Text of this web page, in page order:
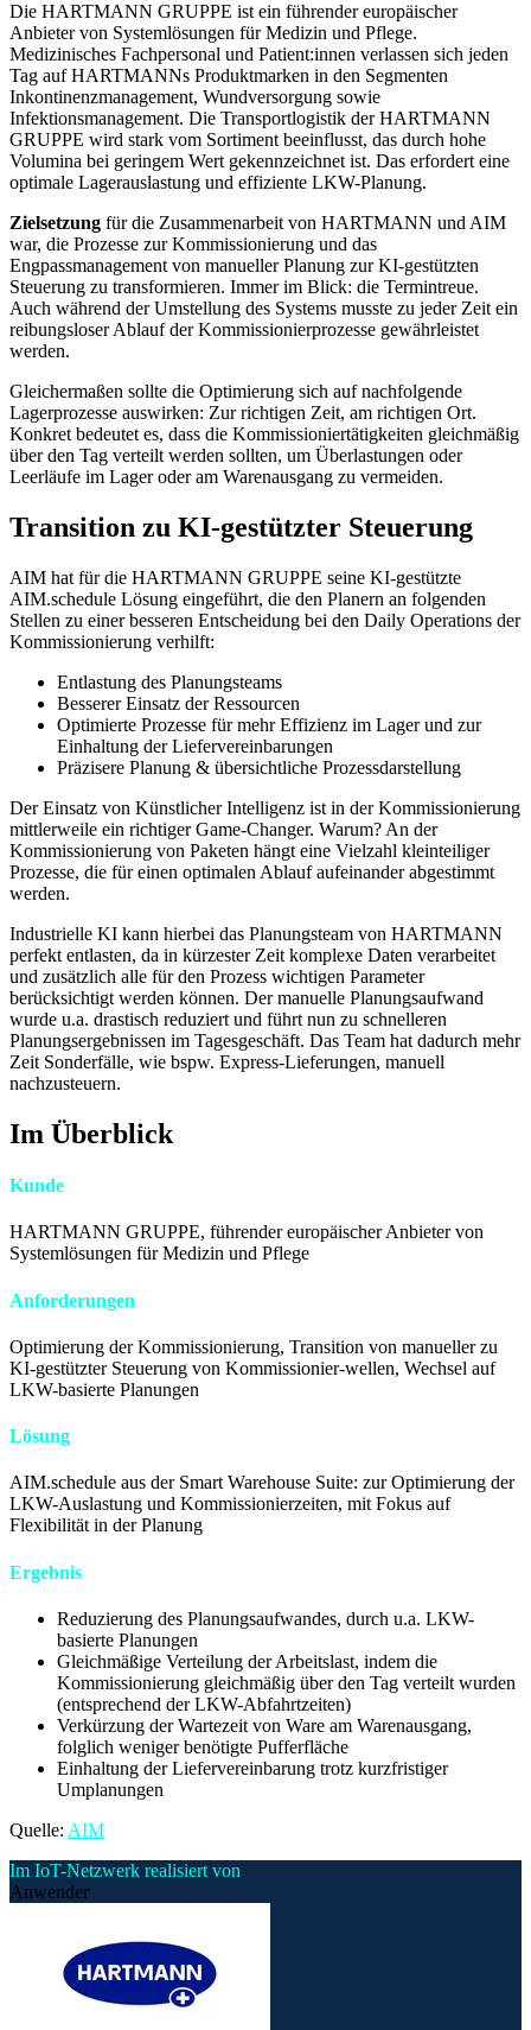
Die HARTMANN GRUPPE ist ein führender europäischer
Anbieter von Systemlösungen für Medizin und Pflege.
Medizinisches Fachpersonal und Patient:innen verlassen sich jeden
Tag auf HARTMANNs Produktmarken in den Segmenten
Inkontinenzmanagement, Wundversorgung sowie
Infektionsmanagement. Die Transportlogistik der HARTMANN
GRUPPE wird stark vom Sortiment beeinflusst, das durch hohe
Volumina bei geringem Wert gekennzeichnet ist. Das erfordert eine
optimale Lagerauslastung und effiziente LKW-Planung.
Zielsetzung für die Zusammenarbeit von HARTMANN und AIM
war, die Prozesse zur Kommissionierung und das
Engpassmanagement von manueller Planung zur KI-gestützten
Steuerung zu transformieren. Immer im Blick: die Termintreue.
Auch während der Umstellung des Systems musste zu jeder Zeit ein
reibungsloser Ablauf der Kommissionierprozesse gewährleistet
werden.
Gleichermaßen sollte die Optimierung sich auf nachfolgende
Lagerprozesse auswirken: Zur richtigen Zeit, am richtigen Ort.
Konkret bedeutet es, dass die Kommissioniertätigkeiten gleichmäßig
über den Tag verteilt werden sollten, um Überlastungen oder
Leerläufe im Lager oder am Warenausgang zu vermeiden.
Transition zu KI-gestützter Steuerung
AIM hat für die HARTMANN GRUPPE seine KI-gestützte
AIM.schedule Lösung eingeführt, die den Planern an folgenden
Stellen zu einer besseren Entscheidung bei den Daily Operations der
Kommissionierung verhilft:
Entlastung des Planungsteams
Besserer Einsatz der Ressourcen
Optimierte Prozesse für mehr Effizienz im Lager und zur
Einhaltung der Liefervereinbarungen
Präzisere Planung & übersichtliche Prozessdarstellung
Der Einsatz von Künstlicher Intelligenz ist in der Kommissionierung
mittlerweile ein richtiger Game-Changer. Warum? An der
Kommissionierung von Paketen hängt eine Vielzahl kleinteiliger
Prozesse, die für einen optimalen Ablauf aufeinander abgestimmt
werden.
Industrielle KI kann hierbei das Planungsteam von HARTMANN
perfekt entlasten, da in kürzester Zeit komplexe Daten verarbeitet
und zusätzlich alle für den Prozess wichtigen Parameter
berücksichtigt werden können. Der manuelle Planungsaufwand
wurde u.a. drastisch reduziert und führt nun zu schnelleren
Planungsergebnissen im Tagesgeschäft. Das Team hat dadurch mehr
Zeit Sonderfälle, wie bspw. Express-Lieferungen, manuell
nachzusteuern.
Im Überblick
Kunde
HARTMANN GRUPPE, führender europäischer Anbieter von
Systemlösungen für Medizin und Pflege
Anforderungen
Optimierung der Kommissionierung, Transition von manueller zu
KI-gestützter Steuerung von Kommissionier-wellen, Wechsel auf
LKW-basierte Planungen
Lösung
AIM.schedule aus der Smart Warehouse Suite: zur Optimierung der
LKW-Auslastung und Kommissionierzeiten, mit Fokus auf
Flexibilität in der Planung
Ergebnis
Reduzierung des Planungsaufwandes, durch u.a. LKW-
basierte Planungen
Gleichmäßige Verteilung der Arbeitslast, indem die
Kommissionierung gleichmäßig über den Tag verteilt wurden
(entsprechend der LKW-Abfahrtzeiten)
Verkürzung der Wartezeit von Ware am Warenausgang,
folglich weniger benötigte Pufferfläche
Einhaltung der Liefervereinbarung trotz kurzfristiger
Umplanungen
Quelle: AIM
Im IoT-Netzwerk realisiert von
Anwender